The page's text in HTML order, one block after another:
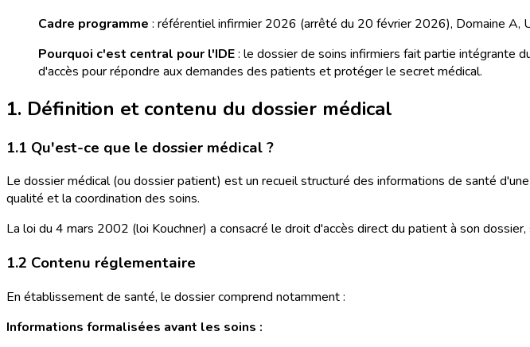
Cadre programme : référentiel infirmier 2026 (arrêté du 20 février 2026), Domaine A,
Pourquoi c'est central pour l'IDE: le dossier de soins infirmiers fait partie intégrante
d'accès pour répondre aux demandes des patients et protéger le secret médical.
1. Définition et contenu du dossier médical
1.1 Qu'est-ce que le dossier médical ?
Le dossier médical (ou dossier patient) est un recueil structuré des informations de santé
qualité et la coordination des soins.
La loi du 4 mars 2002 (loi Kouchner) a consacré le droit d'accès direct du patient à son
1.2 Contenu réglementaire
En établissement de santé, le dossier comprend notamment :
Informations formalisées avant les soins :